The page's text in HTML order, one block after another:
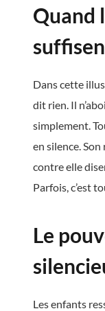
Quand
Dans cette
dit rien. Il
simplement.
en silence.
contre elle
Parfois, c’est
Le
Les enfants